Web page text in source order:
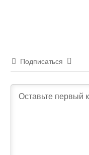
Подписаться